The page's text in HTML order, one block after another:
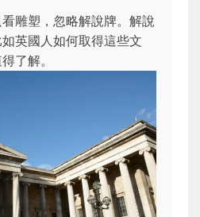
雕塑，忽略解說牌。解說
英國人如何取得這些文
了解。